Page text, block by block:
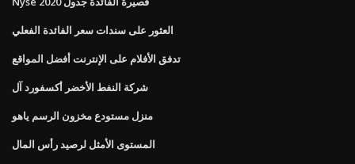
العثور على سندات سعر الفائدة الفعلي
تدفق الأفلام على الإنترنت أفضل المواقع
شركة النفط الأخضر أكسفورد آل
منزل مستودع مخزون الرسم ياهو
المستوى الأمثل لرصيد رأس المال